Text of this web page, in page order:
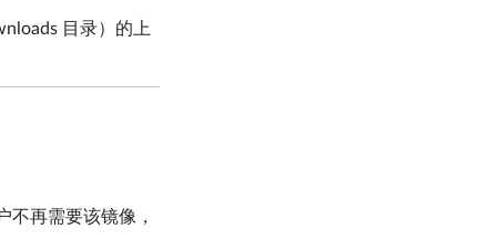
目录）的上
不再需要该镜像，